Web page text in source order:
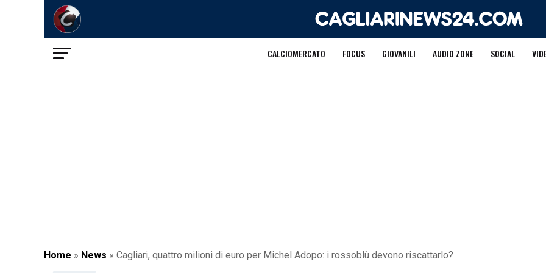
CALCIOMERCATO FOCUS GIOVANILI AUDIO ZONE SOCIAL
Home » News » Cagliari, quattro milioni di euro per Michel Adopo: i rossoblù devono riscattarlo?